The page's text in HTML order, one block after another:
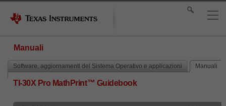
Manuali
Software, aggiornamenti del Sistema Operativo e applicazioni Manuali
TI-30X Pro MathPrint™ Guidebook